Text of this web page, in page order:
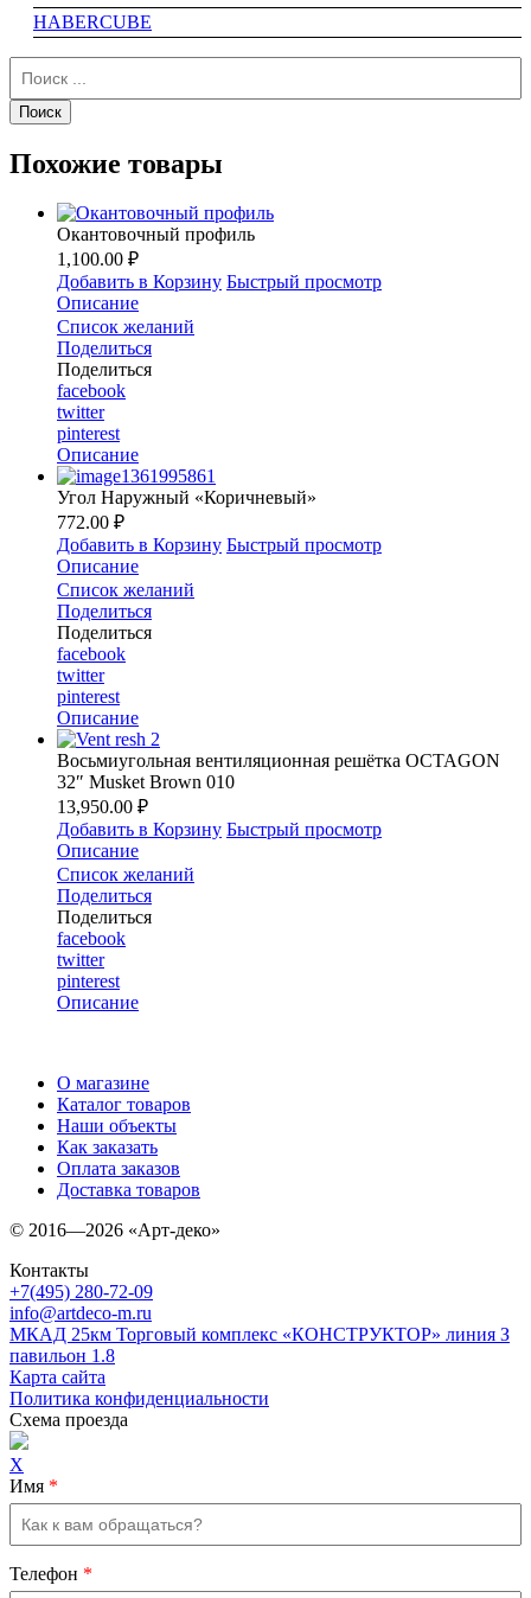
HABERCUBE
Похожие товары
Окантовочный профиль
1,100.00 ₽
Добавить в Корзину Быстрый просмотр
Описание
Список желаний
Поделиться
Поделиться
facebook
twitter
pinterest
Описание
Угол Наружный «Коричневый»
772.00 ₽
Добавить в Корзину Быстрый просмотр
Описание
Список желаний
Поделиться
Поделиться
facebook
twitter
pinterest
Описание
Восьмиугольная вентиляционная решётка OCTAGON
32″ Musket Brown 010
13,950.00 ₽
Добавить в Корзину Быстрый просмотр
Описание
Список желаний
Поделиться
Поделиться
facebook
twitter
pinterest
Описание
О магазине
Каталог товаров
Наши объекты
Как заказать
Оплата заказов
Доставка товаров
© 2016—2026 «Арт-деко»
Контакты
+7(495) 280-72-09
info@artdeco-m.ru
МКАД 25км Торговый комплекс «КОНСТРУКТОР» линия З
павильон 1.8
Карта сайта
Политика конфиденциальности
Схема проезда
X
Имя *
Телефон *